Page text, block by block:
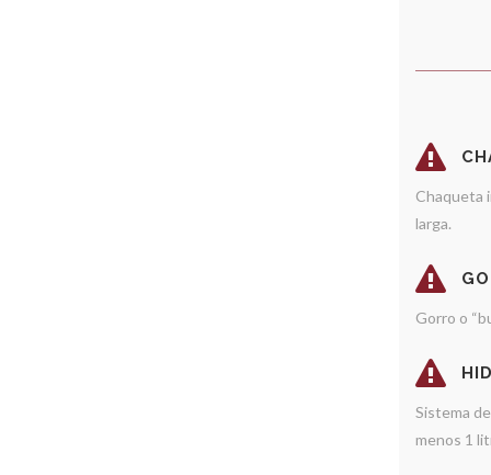
Chaqueta
larga.
Gorro o
Sistema
menos 1